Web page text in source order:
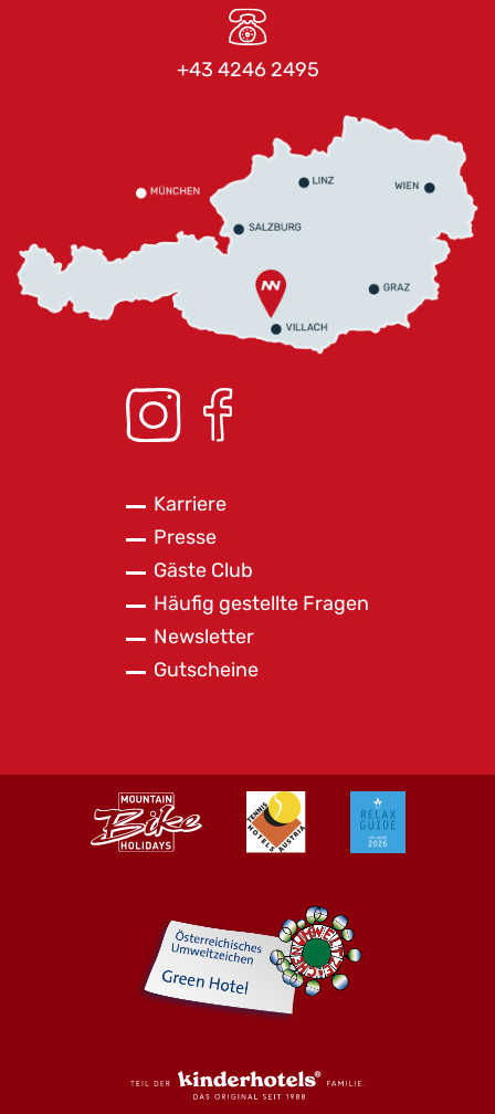
+43 4246 2495
Karriere
Presse
Gäste Club
Häufig gestellte Fragen
Newsletter
Gutscheine